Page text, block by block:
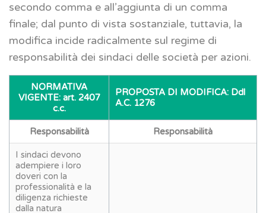
secondo comma e all’aggiunta di un comma
finale; dal punto di vista sostanziale, tuttavia, la
modifica incide radicalmente sul regime di
responsabilità dei sindaci delle società per azioni.
NORMATIVA
VIGENTE: art. 2407
c.c.
PROPOSTA DI MODIFICA: Ddl
A.C. 1276
Responsabilità Responsabilità
I sindaci devono
adempiere i loro
doveri con la
professionalità e la
diligenza richieste
dalla natura